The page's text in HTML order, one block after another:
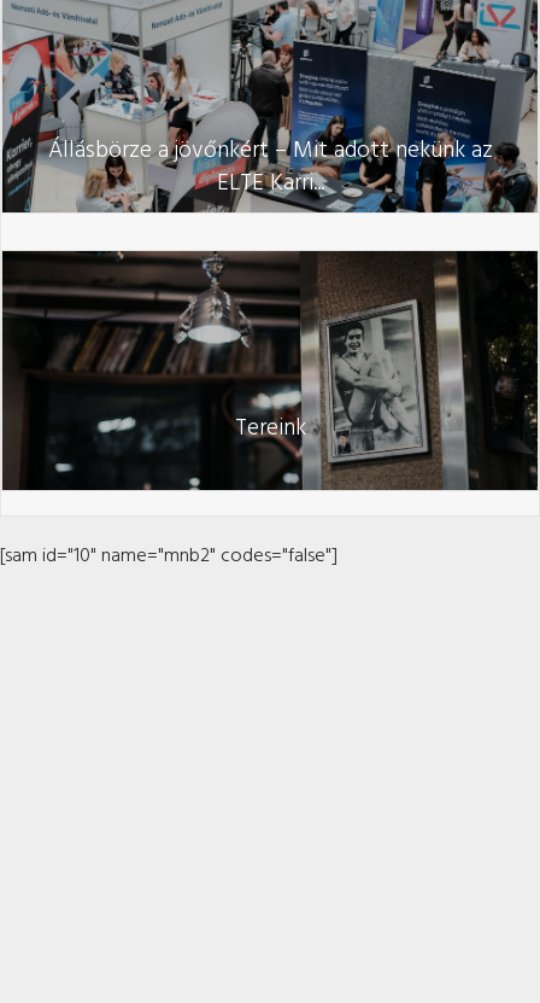
Állásbörze a jövőnkért – Mit adott nekünk az
ELTE Karri...
Tereink
[sam id="10" name="mnb2" codes="false"]